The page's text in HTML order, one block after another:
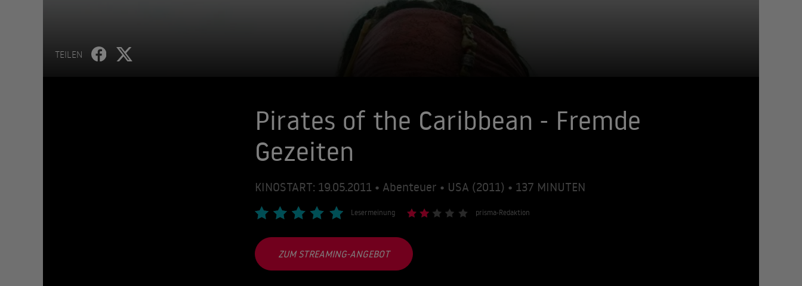
TEILEN
Pirates of the Caribbean - Fremde
Gezeiten
KINOSTART: 19.05.2011 • Abenteuer • USA (2011) • 137 MINUTEN
Lesermeinung prisma-Redaktion
ZUM STREAMING-ANGEBOT